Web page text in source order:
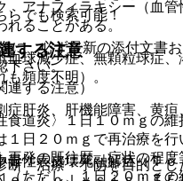
、アナフィラキシー（血管
ることがある。
球減少症、無顆粒球症、
も頻度不明）。
肝炎、肝機能障害、黄疸
性表皮壊死融解症（Ｔ
する注意
する注意）
道炎〉１日１０ｍｇの維
１日２０ｍｇで再治療を
再発の既往歴、症状の程度
（ただし、１日２０ｍｇ
らでも検索可能！
に、必ず最新の添付文書
下さい。
・治療・予防を目的とし